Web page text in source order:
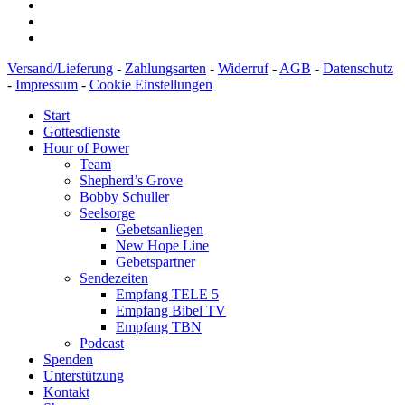
Versand/Lieferung - Zahlungsarten - Widerruf- AGB - Datenschutz
- Impressum - Cookie Einstellungen
Start
Gottesdienste
Hour of Power
Team
Shepherd’s Grove
Bobby Schuller
Seelsorge
Gebetsanliegen
New Hope Line
Gebetspartner
Sendezeiten
Empfang TELE 5
Empfang Bibel TV
Empfang TBN
Podcast
Spenden
Unterstützung
Kontakt